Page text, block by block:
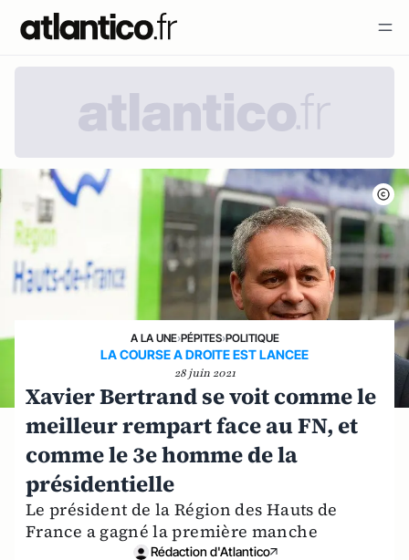
A LA UNE›PÉPITES›POLITIQUE
LA COURSE A DROITE EST LANCEE
28 juin 2021
Xavier Bertrand se voit comme le
meilleur rempart face au FN, et
comme le 3e homme de la
présidentielle
Le président de la Région des Hauts de
France a gagné la première manche
Rédaction d'Atlantico